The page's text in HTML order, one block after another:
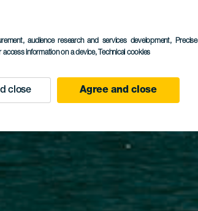
audience research and services development, Precise
access information on a device, Technical cookies
close Agree and close